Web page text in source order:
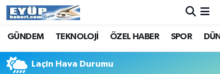
GÜNDEM TEKNOLOJİ ÖZEL HABER SPOR
Laçin Hava Durumu